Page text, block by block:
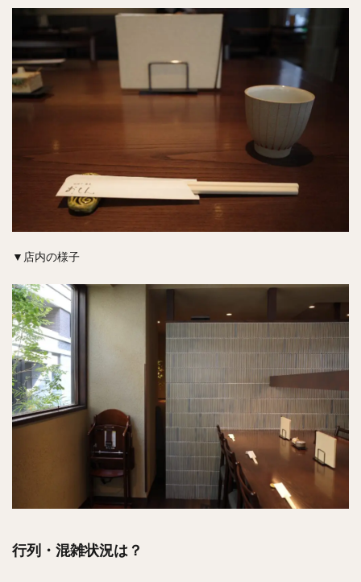
▼店内の様子
行列・混雑状況は？